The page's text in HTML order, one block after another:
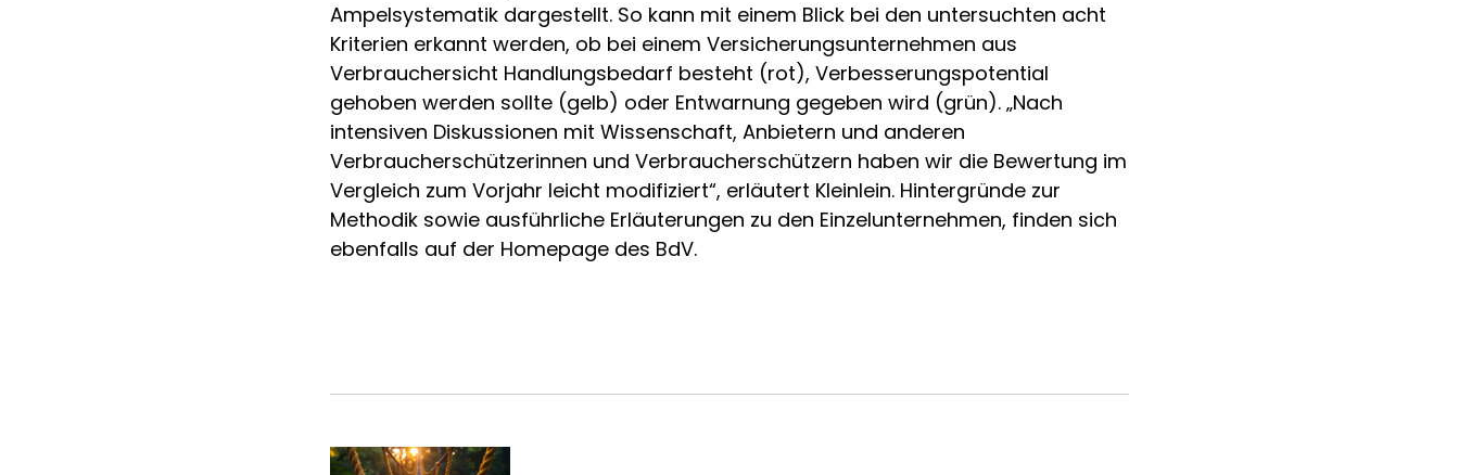
Ampelsystematik dargestellt. So kann mit einem Blick bei den untersuchten acht
Kriterien erkannt werden, ob bei einem Versicherungsunternehmen aus
Verbrauchersicht Handlungsbedarf besteht (rot), Verbesserungspotential
gehoben werden sollte (gelb) oder Entwarnung gegeben wird (grün). „Nach
intensiven Diskussionen mit Wissenschaft, Anbietern und anderen
Verbraucherschützerinnen und Verbraucherschützern haben wir die Bewertung im
Vergleich zum Vorjahr leicht modifiziert“, erläutert Kleinlein. Hintergründe zur
Methodik sowie ausführliche Erläuterungen zu den Einzelunternehmen, finden sich
ebenfalls auf der Homepage des BdV.